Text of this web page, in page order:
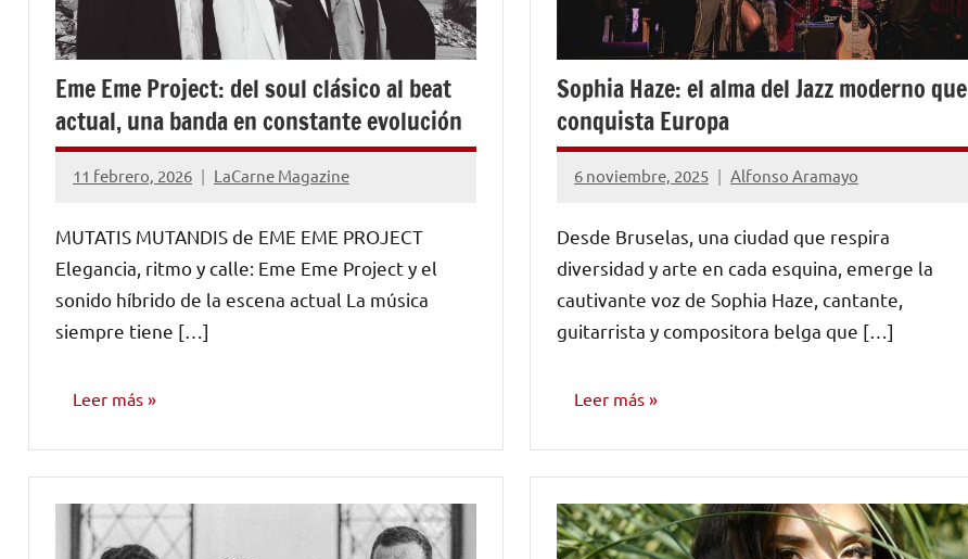
Eme Eme Project: del soul clásico al beat
actual, una banda en constante evolución
11 febrero, 2026 LaCarne Magazine
No
comentarios
MUTATIS MUTANDIS de EME EME PROJECT
Elegancia, ritmo y calle: Eme Eme Project y el
sonido híbrido de la escena actual La música
siempre tiene […]
Leer más
Sophia Haze: el alma del Jazz moderno que
conquista Europa
6 noviembre, 2025 Alfonso Aramayo
No
comentarios
Desde Bruselas, una ciudad que respira
diversidad y arte en cada esquina, emerge la
cautivante voz de Sophia Haze, cantante,
guitarrista y compositora belga que […]
Leer más